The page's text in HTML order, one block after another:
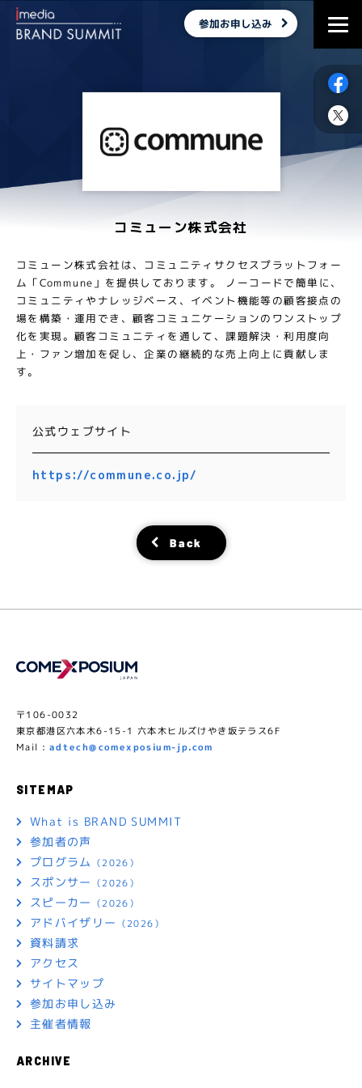
参加お申し込み
コミューン株式会社
コミューン株式会社は、コミュニティサクセスプラットフォー
ム「Commune」を提供しております。 ノーコードで簡単に、
コミュニティやナレッジベース、イベント機能等の顧客接点の
場を構築・運用でき、顧客コミュニケーションのワンストップ
化を実現。顧客コミュニティを通して、課題解決・利用度向
上・ファン増加を促し、企業の継続的な売上向上に貢献しま
す。
公式ウェブサイト
https://commune.co.jp/
Back
〒106-0032
東京都港区六本木6-15-1 六本木ヒルズけやき坂テラス6F
Mail : adtech@comexposium-jp.com
SITEMAP
What is BRAND SUMMIT
参加者の声
プログラム （2026）
スポンサー （2026）
スピーカー （2026）
アドバイザリー （2026）
資料請求
アクセス
サイトマップ
参加お申し込み
主催者情報
ARCHIVE